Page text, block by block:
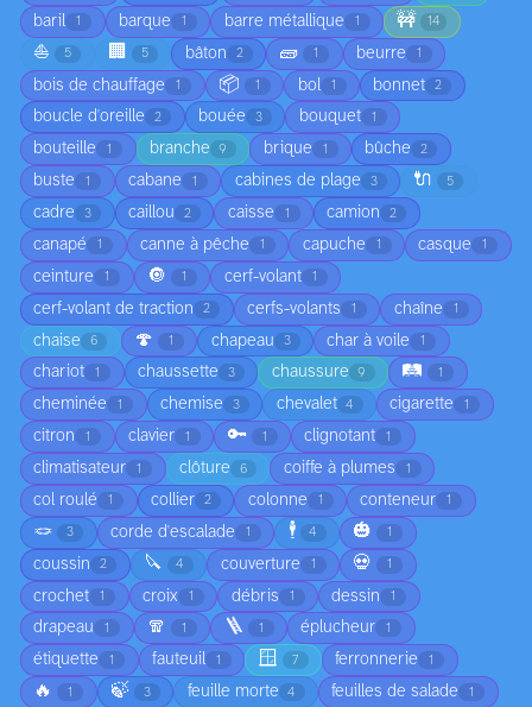
baril 1 barque 1 barre métallique 1 🚧 14
⛵ 5 🏢 5 bâton 2 🧱 1 beurre 1
bois de chauffage 1 📦 1 bol 1 bonnet 2
boucle d'oreille 2 bouée 3 bouquet 1
bouteille 1 branche 9 brique 1 bûche 2
buste 1 cabane 1 cabines de plage 3 🔌 5
cadre 3 caillou 2 caisse 1 camion 2
canapé 1 canne à pêche 1 capuche 1 casque 1
ceinture 1 🔘 1 cerf-volant 1
cerf-volant de traction 2 cerfs-volants 1 chaîne 1
chaise 6 🍄 1 chapeau 3 char à voile 1
chariot 1 chaussette 3 chaussure 9 🛤️ 1
cheminée 1 chemise 3 chevalet 4 cigarette 1
citron 1 clavier 1 🔑 1 clignotant 1
climatisateur 1 clôture 6 coiffe à plumes 1
col roulé 1 collier 2 colonne 1 conteneur 1
🪢 3 corde d'escalade 1 🕴️ 4 🎃 1
coussin 2 🔪 4 couverture 1 💀 1
crochet 1 croix 1 débris 1 dessin 1
drapeau 1 🧣 1 🪜 1 éplucheur 1
étiquette 1 fauteuil 1 🪟 7 ferronnerie 1
🔥 1 🍃 3 feuille morte 4 feuilles de salade 1